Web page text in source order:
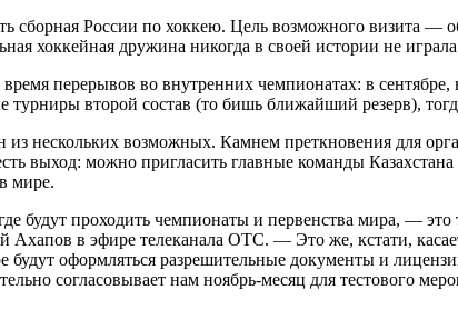
сборная России по хоккею. Цель возможного визита —
хоккейная дружина никогда в своей истории не
перерывов во внутренних чемпионатах: в
турниры второй состав (то бишь ближайший резерв),
возможных. Камнем преткновения для
выход: можно пригласить главные команды
мире.
будут проходить чемпионаты и первенства мира, —
Ахапов в эфире телеканала ОТС. — Это же, кстати,
оформляться разрешительные документы и
согласовывает нам ноябрь-месяц для тестового